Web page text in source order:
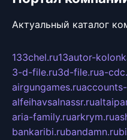
Актуальный каталог
133chel.ru13autor-
3-d-file.ru3d-file.rua-
airgungames.ruaccounts-
alfeihavsalnassr.ru
aria-family.ruarkrym.ru
bankaribi.rubandamn.ru